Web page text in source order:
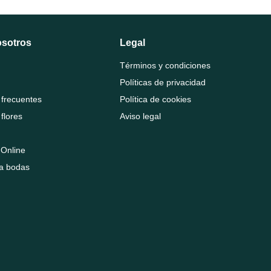
bodas
Legal
Términos y condiciones
Políticas de privacidad
Política de cookies
Aviso legal